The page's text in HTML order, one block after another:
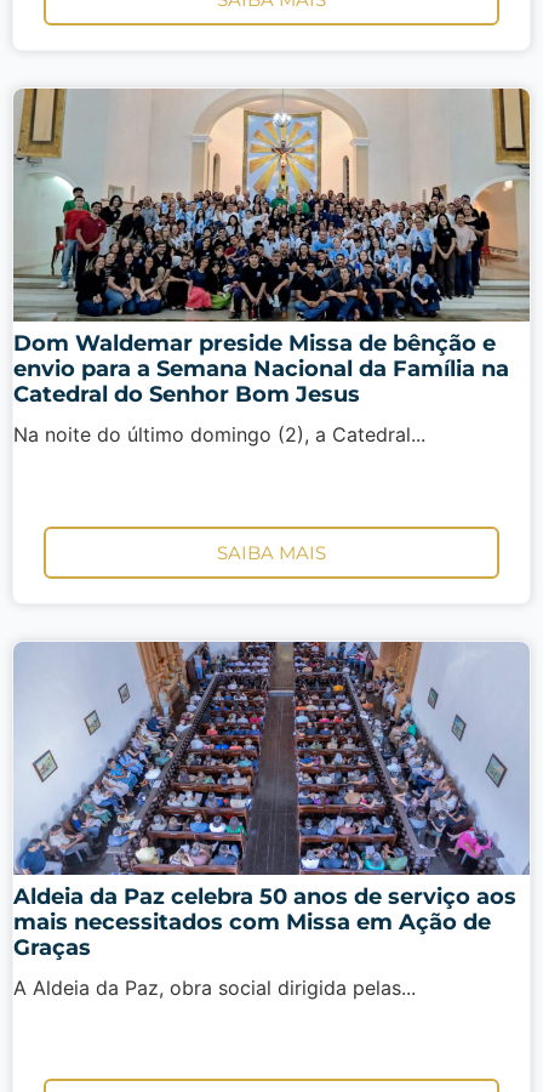
Dom Waldemar preside Missa de bênção e
envio para a Semana Nacional da Família na
Catedral do Senhor Bom Jesus
Na noite do último domingo (2), a Catedral...
SAIBA MAIS
Aldeia da Paz celebra 50 anos de serviço aos
mais necessitados com Missa em Ação de
Graças
A Aldeia da Paz, obra social dirigida pelas...